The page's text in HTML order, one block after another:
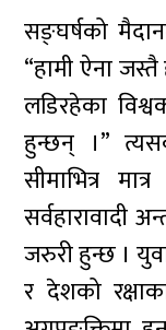
सङ्घर्षको
“हामी ऐना
लडिरहेका
हुन्छन् ।”
सीमाभित्र
सर्वहारावादी
जरुरी हुन्छ ।
र देशको